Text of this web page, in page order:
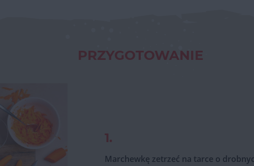
PRZYGOTOWANIE
1.
Marchewkę zetrzeć na tarce o